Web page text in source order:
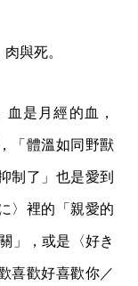
與死。
是月經的血，
「體溫如同野獸
制了」也是愛到
〉裡的「親愛的
」，或是〈好き
喜歡好喜歡你／